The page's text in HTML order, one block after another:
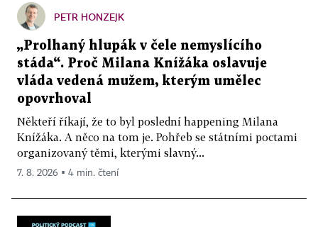
PETR HONZEJK
„Prolhaný hlupák v čele nemyslícího
stáda“. Proč Milana Knížáka oslavuje
vláda vedená mužem, kterým umělec
opovrhoval
Někteří říkají, že to byl poslední happening Milana
Knížáka. A něco na tom je. Pohřeb se státními poctami
organizovaný těmi, kterými slavný...
7. 8. 2026 ▪ 4 min. čtení